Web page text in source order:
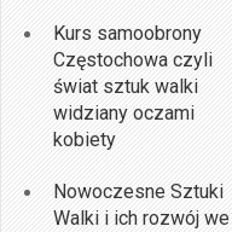
Kurs samoobrony
Częstochowa czyli
świat sztuk walki
widziany oczami
kobiety
Nowoczesne Sztuki
Walki i ich rozwój we